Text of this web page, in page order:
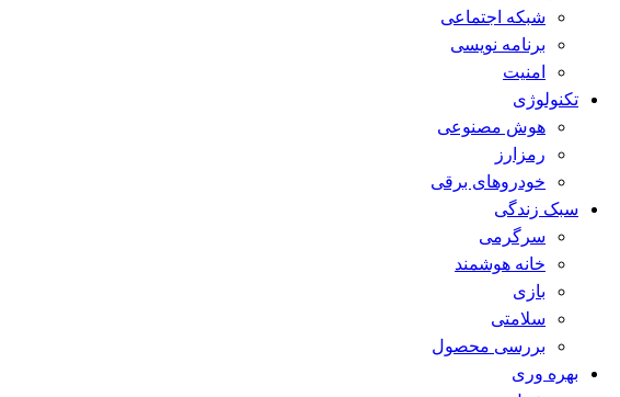
شبکه اجتماعی
برنامه نویسی
امنیت
تکنولوژی
هوش مصنوعی
رمزارز
خودروهای برقی
سبک زندگی
سرگرمی
خانه هوشمند
بازی
سلامتی
بررسی محصول
بهره وری